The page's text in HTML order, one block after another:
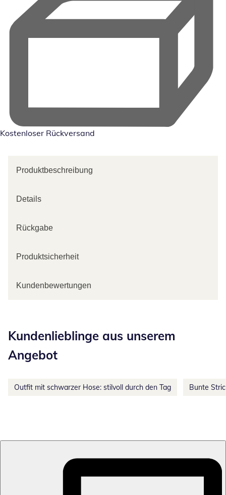
Kostenloser Rückversand
Produktbeschreibung
Details
Rückgabe
Produktsicherheit
Kundenbewertungen
Kundenlieblinge aus unserem
Angebot
Outfit mit schwarzer Hose: stilvoll durch den Tag Bunte